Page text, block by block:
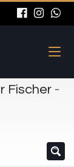
Fischer-